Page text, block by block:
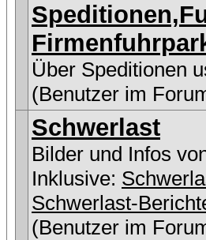
Über Speditionen
(Benutzer im
Schwerlast
Bilder und Infos
Inklusive:
Schwerlast-
(Benutzer im